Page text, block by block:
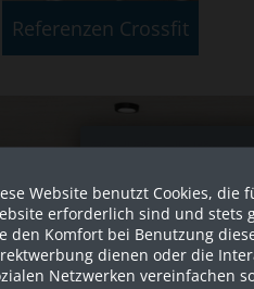
Referenzen Crossfit
Website benutzt Cookies,
erforderlich sind und stets
den Komfort bei Benutzung
dienen oder die
Netzwerken vereinfachen
Sind Sie als Firma
Dies ist ein
werden in
Ja ich bin